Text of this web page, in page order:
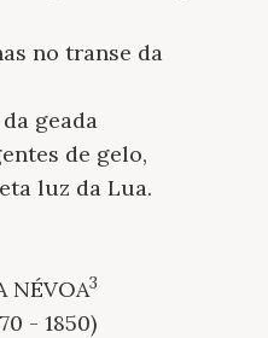
no transe da
geada
de gelo,
luz da Lua.
NÉVOA3
- 1850)